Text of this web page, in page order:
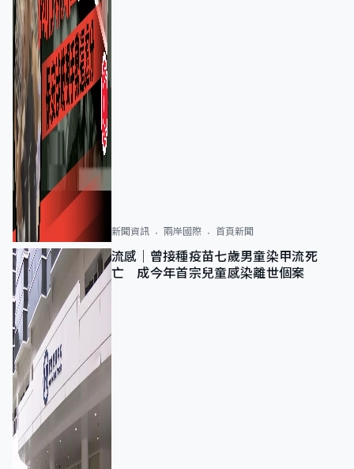
新聞資訊 兩岸國際 首頁新聞
流感｜曾接種疫苗七歲男童染甲流死
亡 成今年首宗兒童感染離世個案